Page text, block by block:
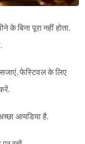
के बिना पूरा नहीं होता.
फेस्टिवल के लिए
आयडिया है.